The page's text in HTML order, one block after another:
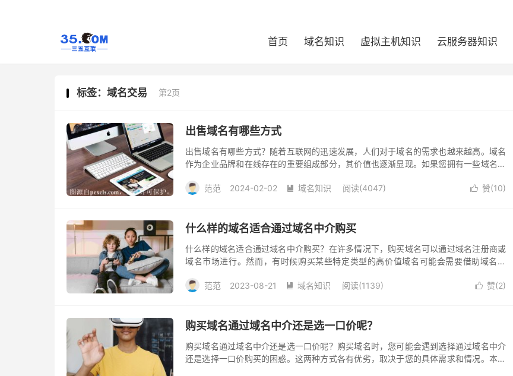
首页 域名知识 虚拟主机知识 云服务器知识
标签：域名交易 第2页
出售域名有哪些方式
出售域名有哪些方式？随着互联网的迅速发展，人们对于域名的需求也越来越高。域名
作为企业品牌和在线存在的重要组成部分，其价值也逐渐显现。如果您拥有一些域名并
范范
2024-02-02  域名知识 阅读(4047)  赞(10)
什么样的域名适合通过域名中介购买
什么样的域名适合通过域名中介购买？在许多情况下，购买域名可以通过域名注册商或
域名市场进行。然而，有时候购买某些特定类型的高价值域名可能会需要借助域名中
到了桥梁的作用。那么，什么样的域名适合通过域名中介购买呢？
范范 2023-08-21  域名知识 阅读(1139)  赞(2)
购买域名通过域名中介还是选一口价呢？
购买域名通过域名中介还是选一口价呢？购买域名时，您可能会遇到选择通过域名中介
还是选择一口价购买的困惑。这两种方式各有优劣，取决于您的具体需求和情况。本文